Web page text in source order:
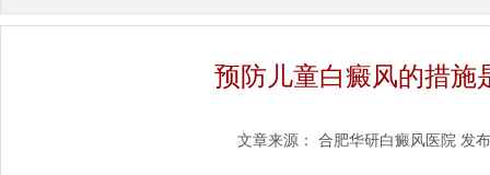
预防儿童白癜风的措施
文章来源： 合肥华研白癜风医院 发